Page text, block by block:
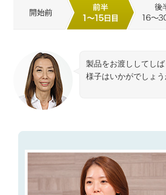
製品をお渡ししてし
様子はいかがでしょう